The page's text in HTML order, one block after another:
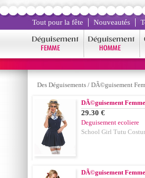
Tout pour la fête Nouveautés
Des Déguisements / DÃ©guisement
DÃ©guisement Femme
29.30 €
Deguisement ecoliere
School Girl Tutu
DÃ©guisement Femme